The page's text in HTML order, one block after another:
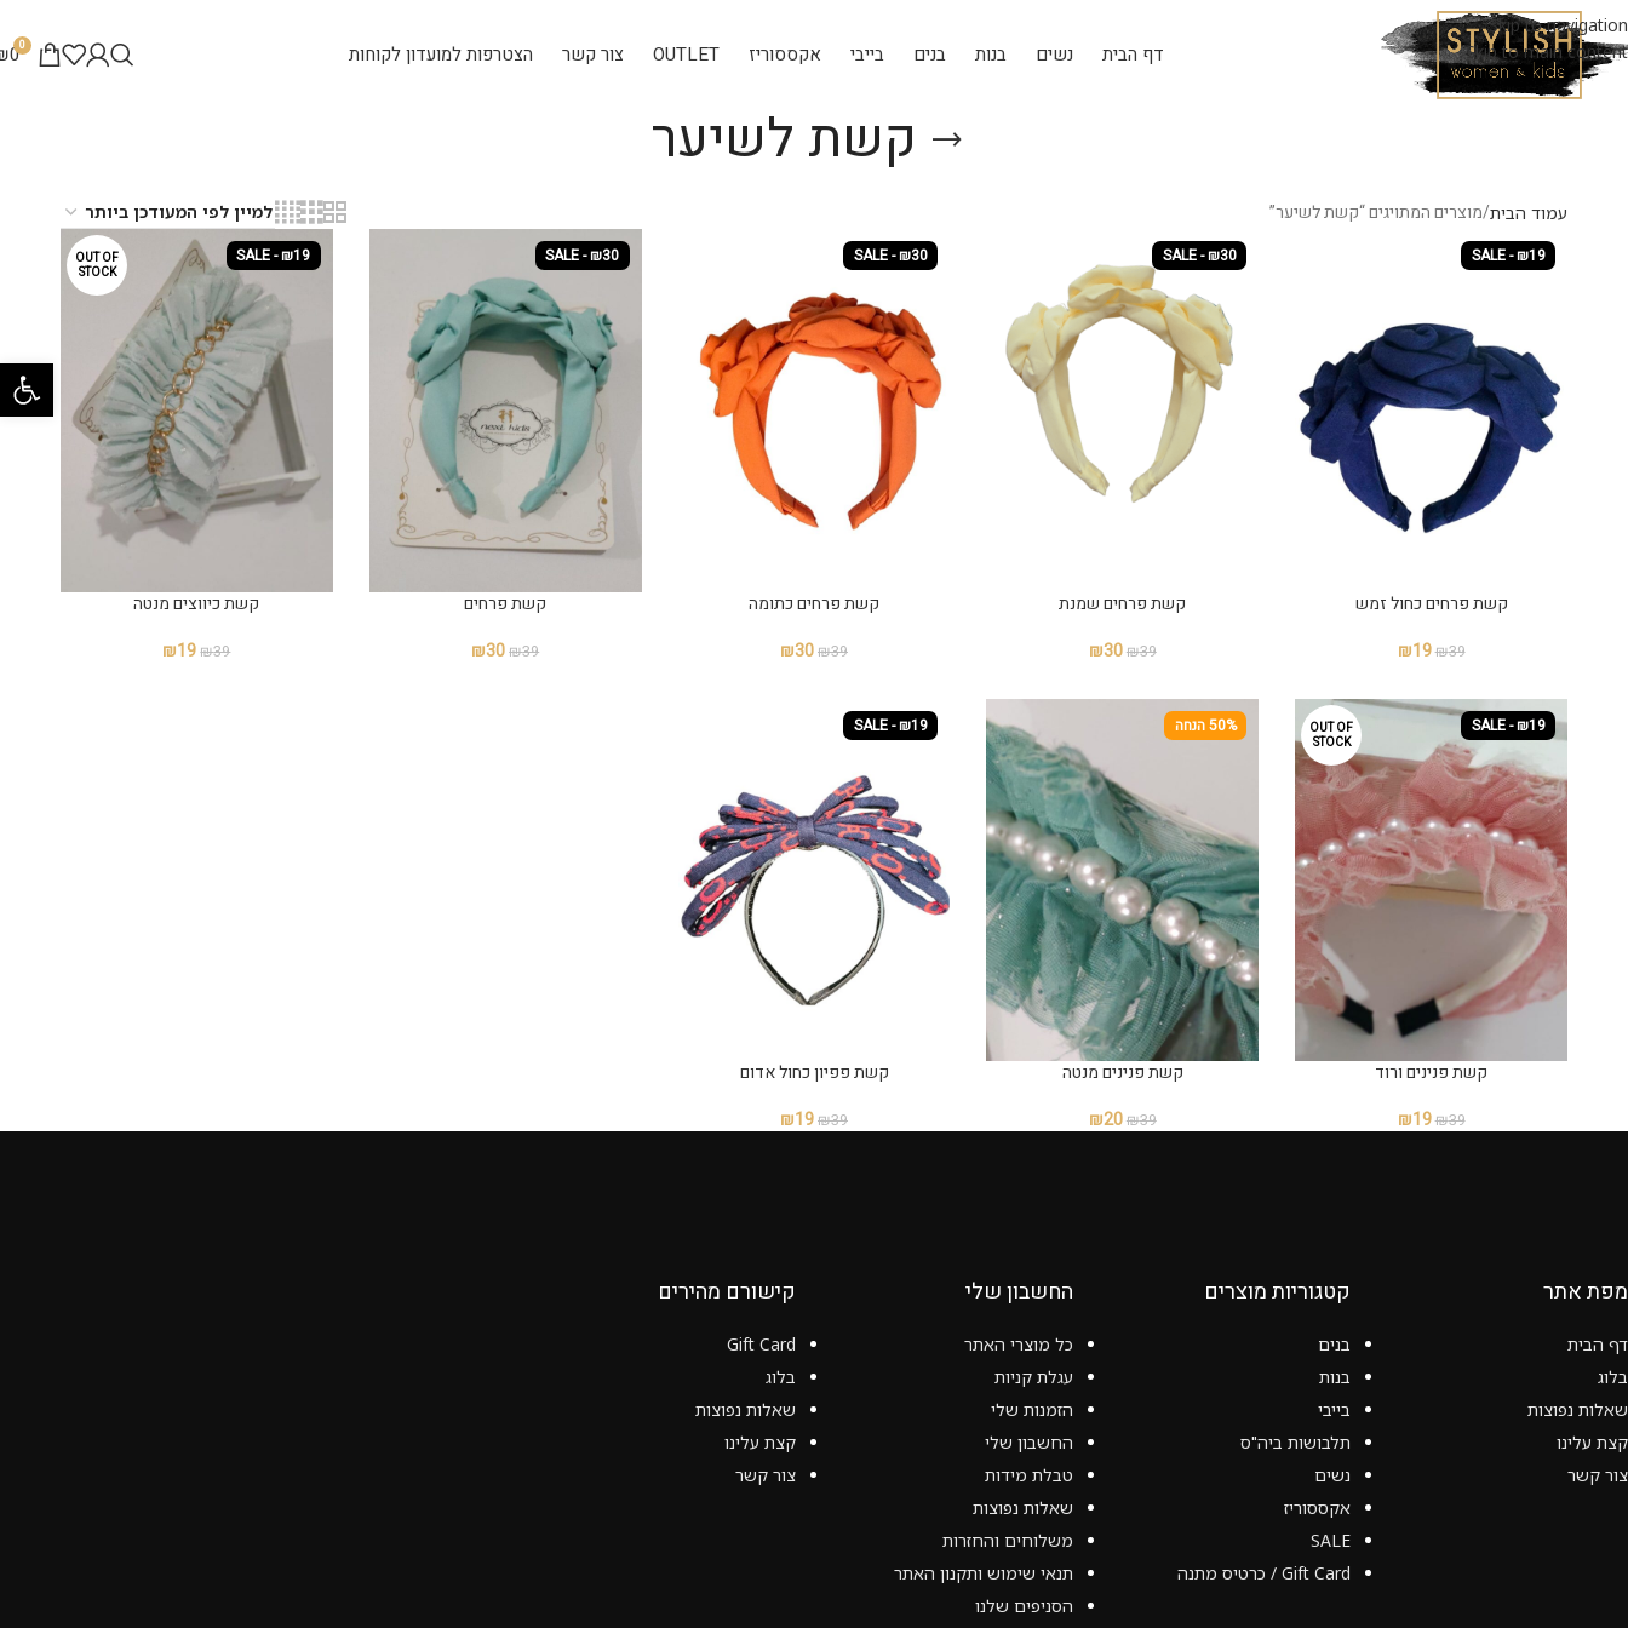
Skip to navigation
Skip to main content
דף הבית נשים בנות בנים בייבי אקססוריז OUTLET צור קשר הצטרפות למועדון לקוחות 0
0
קשת לשיער
עמוד הבית מוצרים המתויגים “קשת לשיער”
SALE - ₪19
קשת פרחים ⁩כחול זמש
₪39
₪19
SALE - ₪30
קשת פרחים⁩ שמנת
₪39
₪30
SALE - ₪30
קשת פרחים כתומה
₪39
₪30
SALE - ₪30
קשת פרחים
₪39
₪30
OUT OF
STOCK
SALE - ₪19
קשת כיווצים מנטה
₪39
₪19
OUT OF
STOCK
SALE - ₪19
קשת פנינים ורוד
₪39
₪19
50% הנחה
קשת פנינים מנטה
₪39
₪20
SALE - ₪19
קשת פפיון כחול אדום
₪39
₪19
מפת אתר
דף הבית
בלוג
שאלות נפוצות
קצת עלינו
צור קשר
קטגוריות מוצרים
בנים
בנות
בייבי
תלבושות ביה"ס
נשים
אקססוריז
SALE
Gift Card / כרטיס מתנה
החשבון שלי
כל מוצרי האתר
עגלת קניות
הזמנות שלי
החשבון שלי
טבלת מידות
שאלות נפוצות
משלוחים והחזרות
תנאי שימוש ותקנון האתר
הסניפים שלנו
קישורם מהירים
Gift Card
בלוג
שאלות נפוצות
קצת עלינו
צור קשר
פתח